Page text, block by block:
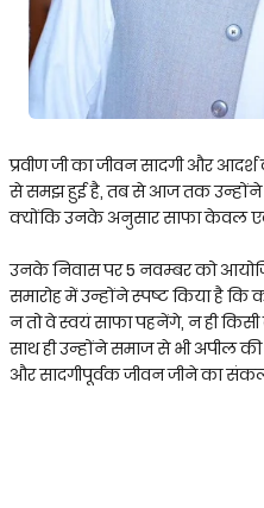
प्रवीण जी का जीवन सादगी और आदर्श
से समझ हुई है, तब से आज तक उन्होंने
क्योंकि उनके अनुसार साफा केवल
उनके निवास पर 5 नवम्बर को
समारोह में उन्होंने स्पष्ट किया है कि
न तो वे स्वयं साफा पहनेंगे, न ही
साथ ही उन्होंने समाज से भी अपील
और सादगीपूर्वक जीवन जीने का